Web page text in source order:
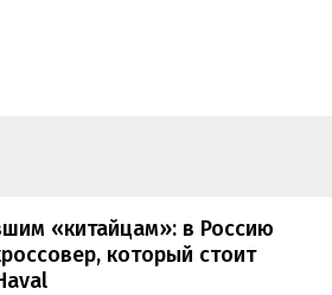
«китайцам»: в Россию
который стоит